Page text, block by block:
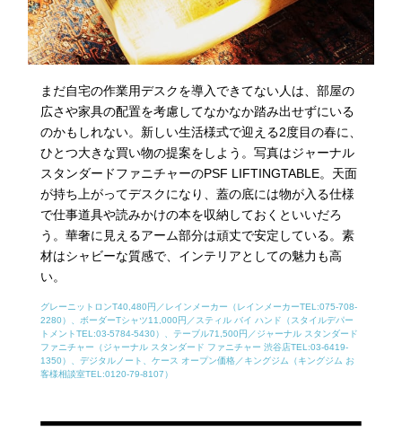
まだ自宅の作業用デスクを導入できてない人は、部屋の
広さや家具の配置を考慮してなかなか踏み出せずにいる
のかもしれない。新しい生活様式で迎える2度目の春に、
ひとつ大きな買い物の提案をしよう。写真はジャーナル
スタンダードファニチャーのPSF LIFTINGTABLE。天面
が持ち上がってデスクになり、蓋の底には物が入る仕様
で仕事道具や読みかけの本を収納しておくといいだろ
う。華奢に見えるアーム部分は頑丈で安定している。素
材はシャビーな質感で、インテリアとしての魅力も高
い。
グレーニットロンT40,480円／レインメーカー（レインメーカーTEL:075-708-
2280）、ボーダーTシャツ11,000円／スティル バイ ハンド（スタイルデパー
トメントTEL:03-5784-5430）、テーブル71,500円／ジャーナル スタンダード
ファニチャー（ジャーナル スタンダード ファニチャー 渋谷店TEL:03-6419-
1350）、デジタルノート、ケース オープン価格／キングジム（キングジム お
客様相談室TEL:0120-79-8107）